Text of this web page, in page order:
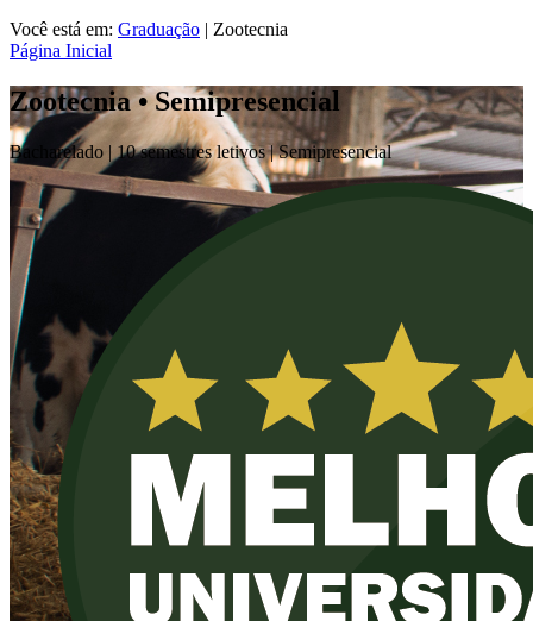
Você está em: Graduação | Zootecnia
Página Inicial
Zootecnia • Semipresencial
Bacharelado | 10 semestres letivos |Semipresencial